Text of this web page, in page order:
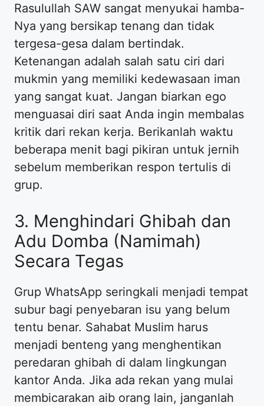
Rasulullah SAW sangat menyukai hamba-
Nya yang bersikap tenang dan tidak
tergesa-gesa dalam bertindak.
Ketenangan adalah salah satu ciri dari
mukmin yang memiliki kedewasaan iman
yang sangat kuat. Jangan biarkan ego
menguasai diri saat Anda ingin membalas
kritik dari rekan kerja. Berikanlah waktu
beberapa menit bagi pikiran untuk jernih
sebelum memberikan respon tertulis di
grup.
3. Menghindari Ghibah dan
Adu Domba (Namimah)
Secara Tegas
Grup WhatsApp seringkali menjadi tempat
subur bagi penyebaran isu yang belum
tentu benar. Sahabat Muslim harus
menjadi benteng yang menghentikan
peredaran ghibah di dalam lingkungan
kantor Anda. Jika ada rekan yang mulai
membicarakan aib orang lain, janganlah